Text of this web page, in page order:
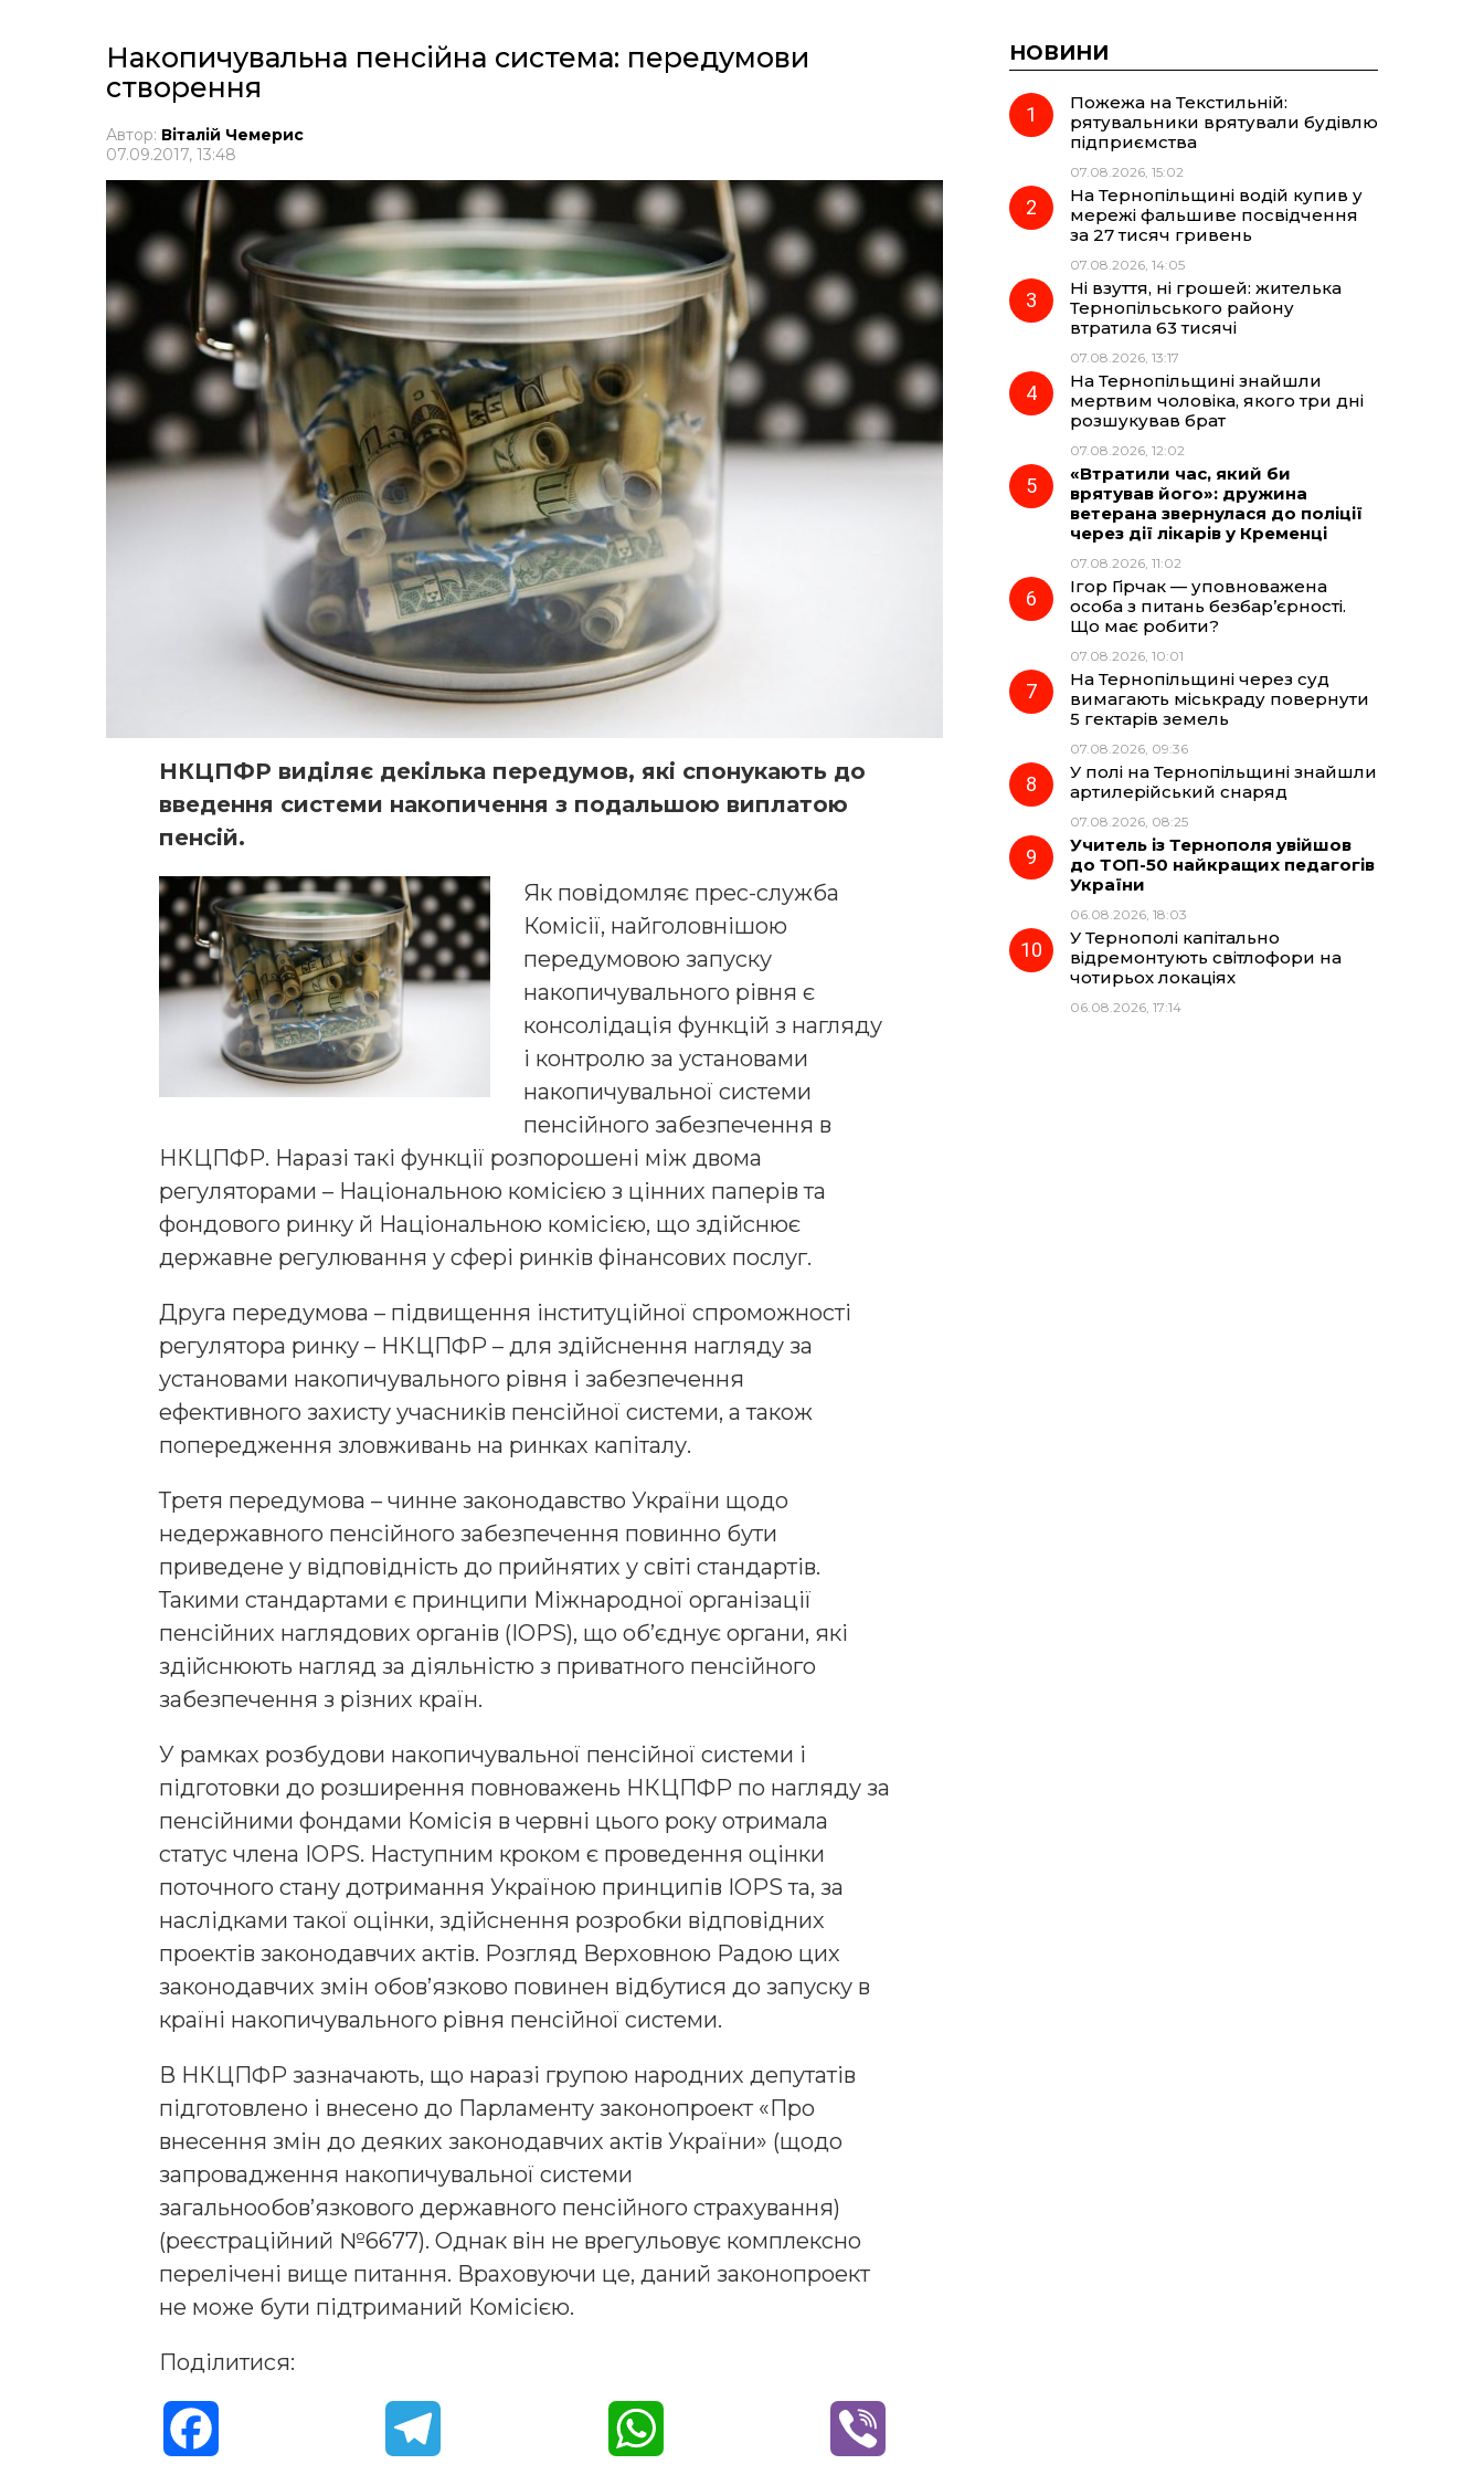
Накопичувальна пенсійна система: передумови
створення
Автор: Віталій Чемерис
07.09.2017, 13:48
НКЦПФР виділяє декілька передумов, які спонукають до
введення системи накопичення з подальшою виплатою
пенсій.
Як повідомляє прес-служба
Комісії, найголовнішою
передумовою запуску
накопичувального рівня є
консолідація функцій з нагляду
і контролю за установами
накопичувальної системи
пенсійного забезпечення в
НКЦПФР. Наразі такі функції розпорошені між двома
регуляторами – Національною комісією з цінних паперів та
фондового ринку й Національною комісією, що здійснює
державне регулювання у сфері ринків фінансових послуг.
Друга передумова – підвищення інституційної спроможності
регулятора ринку – НКЦПФР – для здійснення нагляду за
установами накопичувального рівня і забезпечення
ефективного захисту учасників пенсійної системи, а також
попередження зловживань на ринках капіталу.
Третя передумова – чинне законодавство України щодо
недержавного пенсійного забезпечення повинно бути
приведене у відповідність до прийнятих у світі стандартів.
Такими стандартами є принципи Міжнародної організації
пенсійних наглядових органів (IOPS), що об’єднує органи, які
здійснюють нагляд за діяльністю з приватного пенсійного
забезпечення з різних країн.
У рамках розбудови накопичувальної пенсійної системи і
підготовки до розширення повноважень НКЦПФР по нагляду за
пенсійними фондами Комісія в червні цього року отримала
статус члена IOPS. Наступним кроком є проведення оцінки
поточного стану дотримання Україною принципів IOPS та, за
наслідками такої оцінки, здійснення розробки відповідних
проектів законодавчих актів. Розгляд Верховною Радою цих
законодавчих змін обов’язково повинен відбутися до запуску в
країні накопичувального рівня пенсійної системи.
В НКЦПФР зазначають, що наразі групою народних депутатів
підготовлено і внесено до Парламенту законопроект «Про
внесення змін до деяких законодавчих актів України» (щодо
запровадження накопичувальної системи
загальнообов’язкового державного пенсійного страхування)
(реєстраційний №6677). Однак він не врегульовує комплексно
перелічені вище питання. Враховуючи це, даний законопроект
не може бути підтриманий Комісією.
Поділитися:
НОВИНИ
Пожежа на Текстильній:
рятувальники врятували будівлю
підприємства
07.08.2026, 15:02
На Тернопільщині водій купив у
мережі фальшиве посвідчення
за 27 тисяч гривень
07.08.2026, 14:05
Ні взуття, ні грошей: жителька
Тернопільського району
втратила 63 тисячі
07.08.2026, 13:17
На Тернопільщині знайшли
мертвим чоловіка, якого три дні
розшукував брат
07.08.2026, 12:02
«Втратили час, який би
врятував його»: дружина
ветерана звернулася до поліції
через дії лікарів у Кременці
07.08.2026, 11:02
Ігор Гірчак — уповноважена
особа з питань безбар’єрності.
Що має робити?
07.08.2026, 10:01
На Тернопільщині через суд
вимагають міськраду повернути
5 гектарів земель
07.08.2026, 09:36
У полі на Тернопільщині знайшли
артилерійський снаряд
07.08.2026, 08:25
Учитель із Тернополя увійшов
до ТОП-50 найкращих педагогів
України
06.08.2026, 18:03
У Тернополі капітально
відремонтують світлофори на
чотирьох локаціях
06.08.2026, 17:14